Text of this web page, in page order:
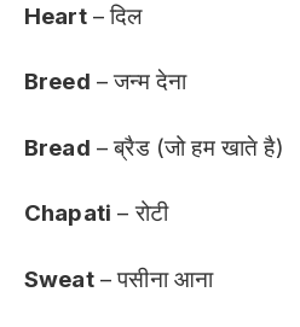
Heart– दिल
Breed – जन्म देना
Bread – ब्रैड (जो हम खाते है)
Chapati – रोटी
Sweat– पसीना आना